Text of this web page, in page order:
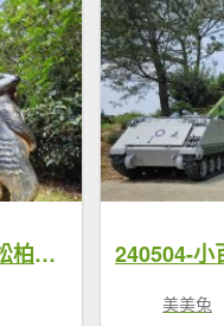
2024年09月14日危險秘境上松柏坑山
美美兔